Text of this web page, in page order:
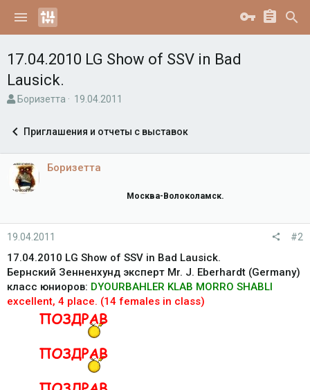
17.04.2010 LG Show of SSV in Bad
Lausick.
А
о
т
е
м
Боризетта
Д
а
а
19.04.2011
Приглашения и отчеты с выставок
Боризетта
Москва-Волоколамск.
19.04.2011 #2
17.04.2010 LG Show of SSV in Bad Lausick.
Бернский Зенненхунд эксперт Mr. J. Eberhardt (Germany)
класс юниоров: DYOURBAHLER KLAB MORRO SHABLI
excellent, 4 place. (14 females in class)